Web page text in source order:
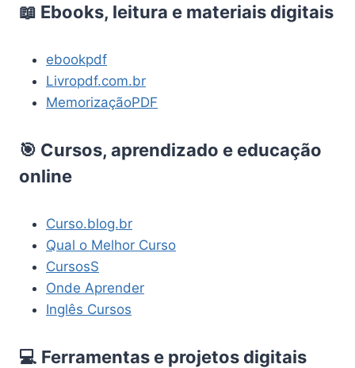
📖 Ebooks, leitura e materiais digitais
ebookpdf
Livropdf.com.br
MemorizaçãoPDF
🎯 Cursos, aprendizado e educação
online
Curso.blog.br
Qual o Melhor Curso
CursosS
Onde Aprender
Inglês Cursos
💻 Ferramentas e projetos digitais